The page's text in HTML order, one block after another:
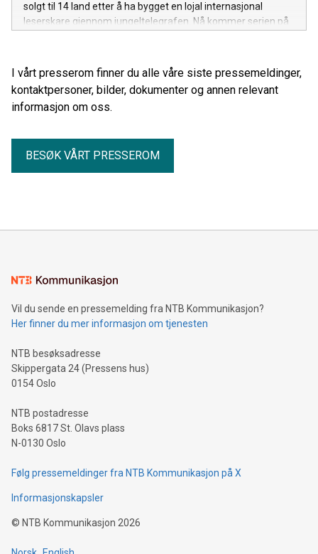
solgt til 14 land etter å ha bygget en lojal internasjonal
leserskare gjennom jungeltelegrafen. Nå kommer serien på
I vårt presserom finner du alle våre siste pressemeldinger,
kontaktpersoner, bilder, dokumenter og annen relevant
informasjon om oss.
BESØK VÅRT PRESSEROM
Vil du sende en pressemelding fra NTB Kommunikasjon?
Her finner du mer informasjon om tjenesten
NTB besøksadresse
Skippergata 24 (Pressens hus)
0154 Oslo
NTB postadresse
Boks 6817 St. Olavs plass
N-0130 Oslo
Følg pressemeldinger fra NTB Kommunikasjon på X
Informasjonskapsler
© NTB Kommunikasjon 2026